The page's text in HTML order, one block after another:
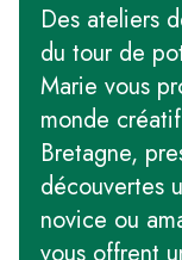
Des ateliers
du tour de
Marie vous
monde
Bretagne,
découvertes
novice ou
vous offrent